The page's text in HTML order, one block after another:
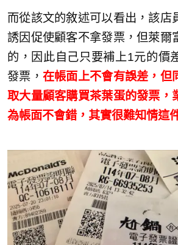
而從該文的敘述可以看出，該店
誘因促使顧客不拿發票，但萊爾
的，因此自己只要補上1元的價
發票， 在帳面上不會有誤差，但
取大量顧客購買茶葉蛋的發票，
為帳面不會錯，其實很難知情這